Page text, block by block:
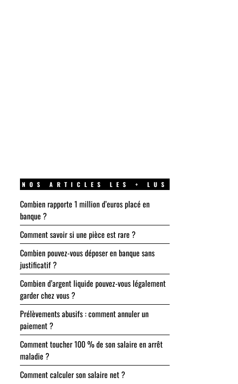
NOS ARTICLES LES + LUS
Combien rapporte 1 million d’euros placé en
banque ?
Comment savoir si une pièce est rare ?
Combien pouvez-vous déposer en banque sans
justificatif ?
Combien d’argent liquide pouvez-vous légalement
garder chez vous ?
Prélèvements abusifs : comment annuler un
paiement ?
Comment toucher 100 % de son salaire en arrêt
maladie ?
Comment calculer son salaire net ?